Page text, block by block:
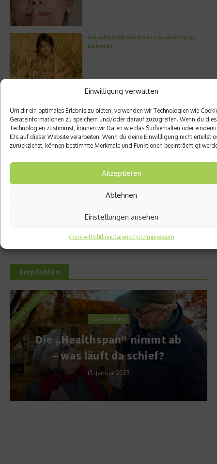
Einwilligung verwalten
Um dir ein optimales Erlebnis zu bieten, verwenden wir Technologien wie
Geräteinformationen zu speichern und/oder darauf zuzugreifen. Wenn du
Technologien zustimmst, können wir Daten wie das Surfverhalten oder
IDs auf dieser Website verarbeiten. Wenn du deine Einwillligung nicht erteilst
zurückziehst, können bestimmte Merkmale und Funktionen beeinträchtigt
Akzeptieren
Ablehnen
Einstellungen ansehen
Cookie-RichtlinieDatenschutzImpressum
Die volle Kraft des Korns – So wichtig ist
Getreide
Entzündung der Nebenhöhlen: Symptome
Welches Ashwagandha sollte ich kaufen?
Empfohlen
Gesundheit
Die „Healthspan“ nimmt ab
– was läuft da schief?
13. Januar 2023